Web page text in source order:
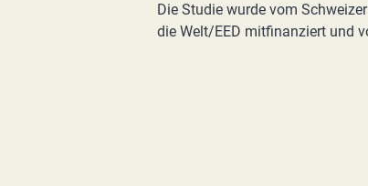
Die Studie wurde vom
die Welt/EED mitfinanziert und